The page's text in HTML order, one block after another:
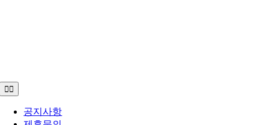
Toggle
Navigation
공지사항